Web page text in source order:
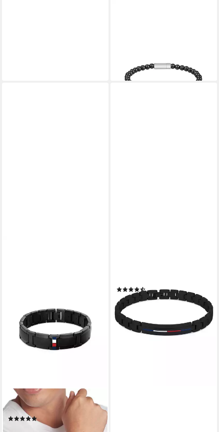
TOMMY HILFIGER
Armband JAMESON
(1)
(33)
88,11 € UVP99,00 €
-11%
lieferbar - in 2-3 Werktagen bei dir